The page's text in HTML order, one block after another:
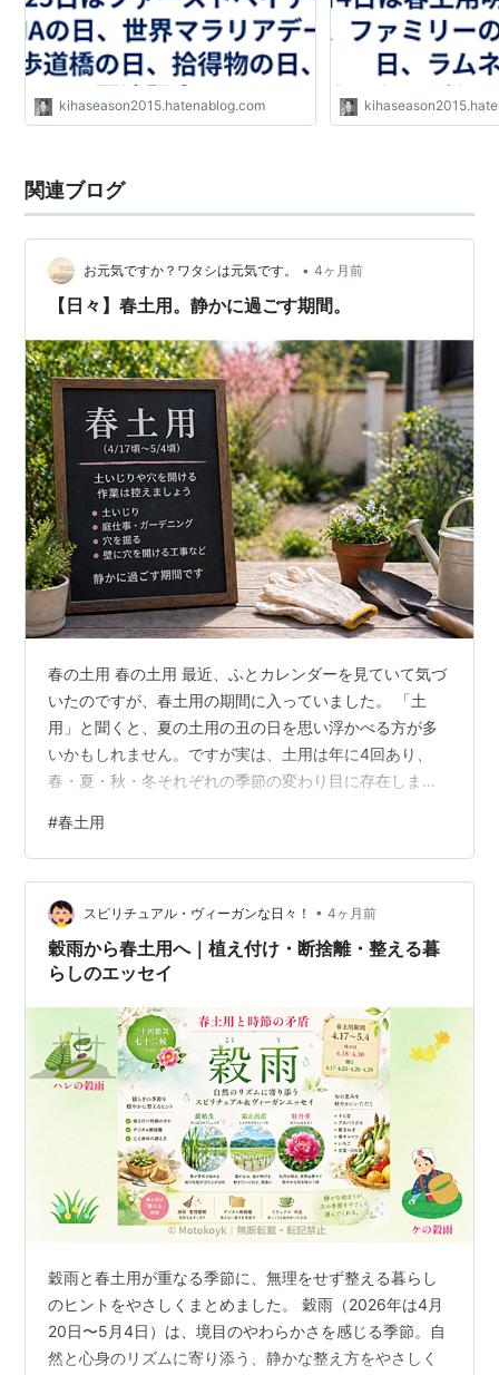
れ時を慈しむ旅ブログ (今日は何の日
＆ハッピートーク)
kihaseason2015.hatenablog.com
＆ハッピートーク)
関連ブログ
お元気ですか？ワタシは元気です。 • 4ヶ月前
【日々】春土用。静かに過ごす期間。
春の土用 春の土用 最近、ふとカレンダーを見ていて気づ
いたのですが、春土用の期間に入っていました。 「土
用」と聞くと、夏の土用の丑の日を思い浮かべる方が多
いかもしれません。ですが実は、土用は年に4回あり、
春・夏・秋・冬それぞれの季節の変わり目に存在しま
わるタイミング。 気候も少しずつ変わり、体調や気分に
も影響が出やすい時期と言われています。 こうした時期
は、昔から「土を動かすことは避けたほうがよい」とさ
れています。 具体的には――土いじりや庭仕事、穴を掘
る作業、壁に穴を開けるような工事など。 普段であれば
何気なく行っていることでも、この期間は…
#春土用
スピリチュアル・ヴィーガンな日々！ • 4ヶ月前
穀雨から春土用へ｜植え付け・断捨離・整える暮
らしのエッセイ
穀雨と春土用が重なる季節に、無理をせず整える暮らし
のヒントをやさしくまとめました。 穀雨（2026年は4月
20日〜5月4日）は、境目のやわらかさを感じる季節。自
然と心身のリズムに寄り添う、静かな整え方をやさしく